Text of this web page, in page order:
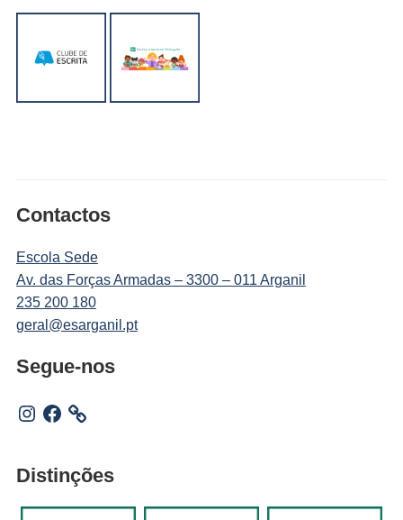
Contactos
Escola Sede
Av. das Forças Armadas – 3300 – 011 Arganil
235 200 180
geral@esarganil.pt
Segue-nos
Instagram
Facebook
Distinções